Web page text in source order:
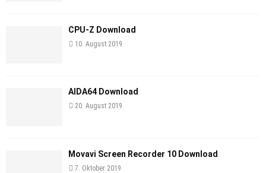
CPU-Z Download
10. August 2019
AIDA64 Download
20. August 2019
Movavi Screen Recorder 10 Download
7. Oktober 2019